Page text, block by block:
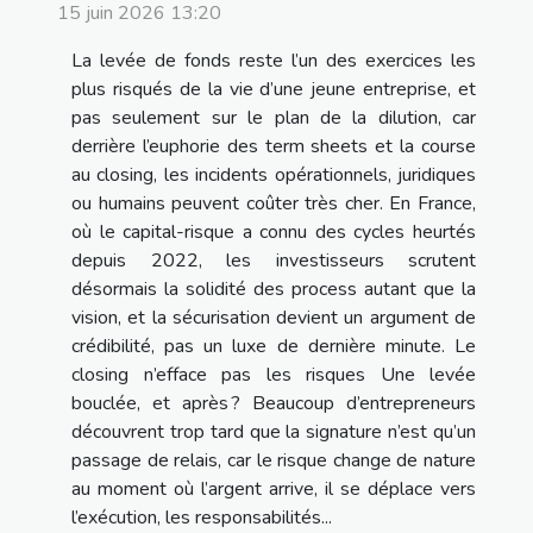
15 juin 2026 13:20
La levée de fonds reste l’un des exercices les
plus risqués de la vie d’une jeune entreprise, et
pas seulement sur le plan de la dilution, car
derrière l’euphorie des term sheets et la course
au closing, les incidents opérationnels, juridiques
ou humains peuvent coûter très cher. En France,
où le capital-risque a connu des cycles heurtés
depuis 2022, les investisseurs scrutent
désormais la solidité des process autant que la
vision, et la sécurisation devient un argument de
crédibilité, pas un luxe de dernière minute. Le
closing n’efface pas les risques Une levée
bouclée, et après ? Beaucoup d’entrepreneurs
découvrent trop tard que la signature n’est qu’un
passage de relais, car le risque change de nature
au moment où l’argent arrive, il se déplace vers
l’exécution, les responsabilités...